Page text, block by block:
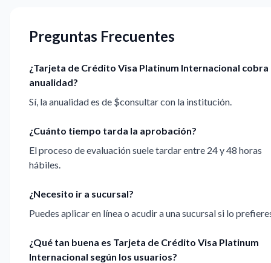
Preguntas Frecuentes
¿Tarjeta de Crédito Visa Platinum Internacional cobra
anualidad?
Sí, la anualidad es de $consultar con la institución.
¿Cuánto tiempo tarda la aprobación?
El proceso de evaluación suele tardar entre 24 y 48 horas
hábiles.
¿Necesito ir a sucursal?
Puedes aplicar en línea o acudir a una sucursal si lo
¿Qué tan buena es Tarjeta de Crédito Visa Platinum
Internacional según los usuarios?